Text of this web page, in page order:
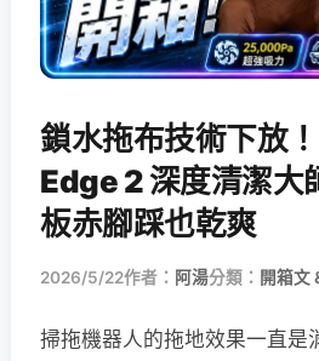
鎖水拖布技術下放
Edge 2 深度清潔大
板赤腳踩也乾爽
2026/5/22作者： 阿湯分類： 開箱文
掃拖機器人的拖地效果一直是